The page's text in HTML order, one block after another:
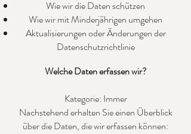
Wie wir die Daten schützen
Wie wir mit Minderjährigen umgehen
Aktualisierungen oder Änderungen der
Datenschutzrichtlinie
Welche Daten erfassen wir?
Kategorie: Immer
Nachstehend erhalten Sie einen Überblick
über die Daten, die wir erfassen können: